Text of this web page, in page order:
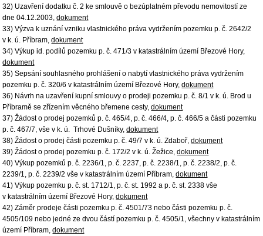
32) Uzavření dodatku č. 2 ke smlouvě o bezúplatném převodu nemovitostí ze
dne 04.12.2003,dokument
33) Výzva k uznání vzniku vlastnického práva vydržením pozemku p. č. 2642/2
v k. ú. Příbram,dokument
34) Výkup id. podílů pozemku p. č. 471/3 v katastrálním území Březové Hory,
dokument
35) Sepsání souhlasného prohlášení o nabytí vlastnického práva vydržením
pozemku p. č. 320/6 v katastrálním území Březové Hory,dokument
36) Návrh na uzavření kupní smlouvy o prodeji pozemku p. č. 8/1 v k. ú. Brod u
Příbramě se zřízením věcného břemene cesty,dokument
37) Žádost o prodej pozemků p. č. 465/4, p. č. 466/4, p. č. 466/5 a části pozemku
p. č. 467/7, vše v k. ú. Trhové Dušníky,dokument
38) Žádost o prodej části pozemku p. č. 49/7 v k. ú. Zdaboř,dokument
39) Žádost o prodej pozemku p. č. 172/2 v k. ú. Žežice,dokument
40) Výkup pozemků p. č. 2236/1, p. č. 2237, p. č. 2238/1, p. č. 2238/2, p. č.
2239/1, p. č. 2239/2 vše v katastrálním území Příbram,dokument
41) Výkup pozemku p. č. st. 1712/1, p. č. st. 1992 a p. č. st. 2338 vše
v katastrálním území Březové Hory,dokument
42) Záměr prodeje části pozemku p. č. 4501/73 nebo části pozemku p. č.
4505/109 nebo jedné ze dvou částí pozemku p. č. 4505/1, všechny v katastrálním
území Příbram,dokument